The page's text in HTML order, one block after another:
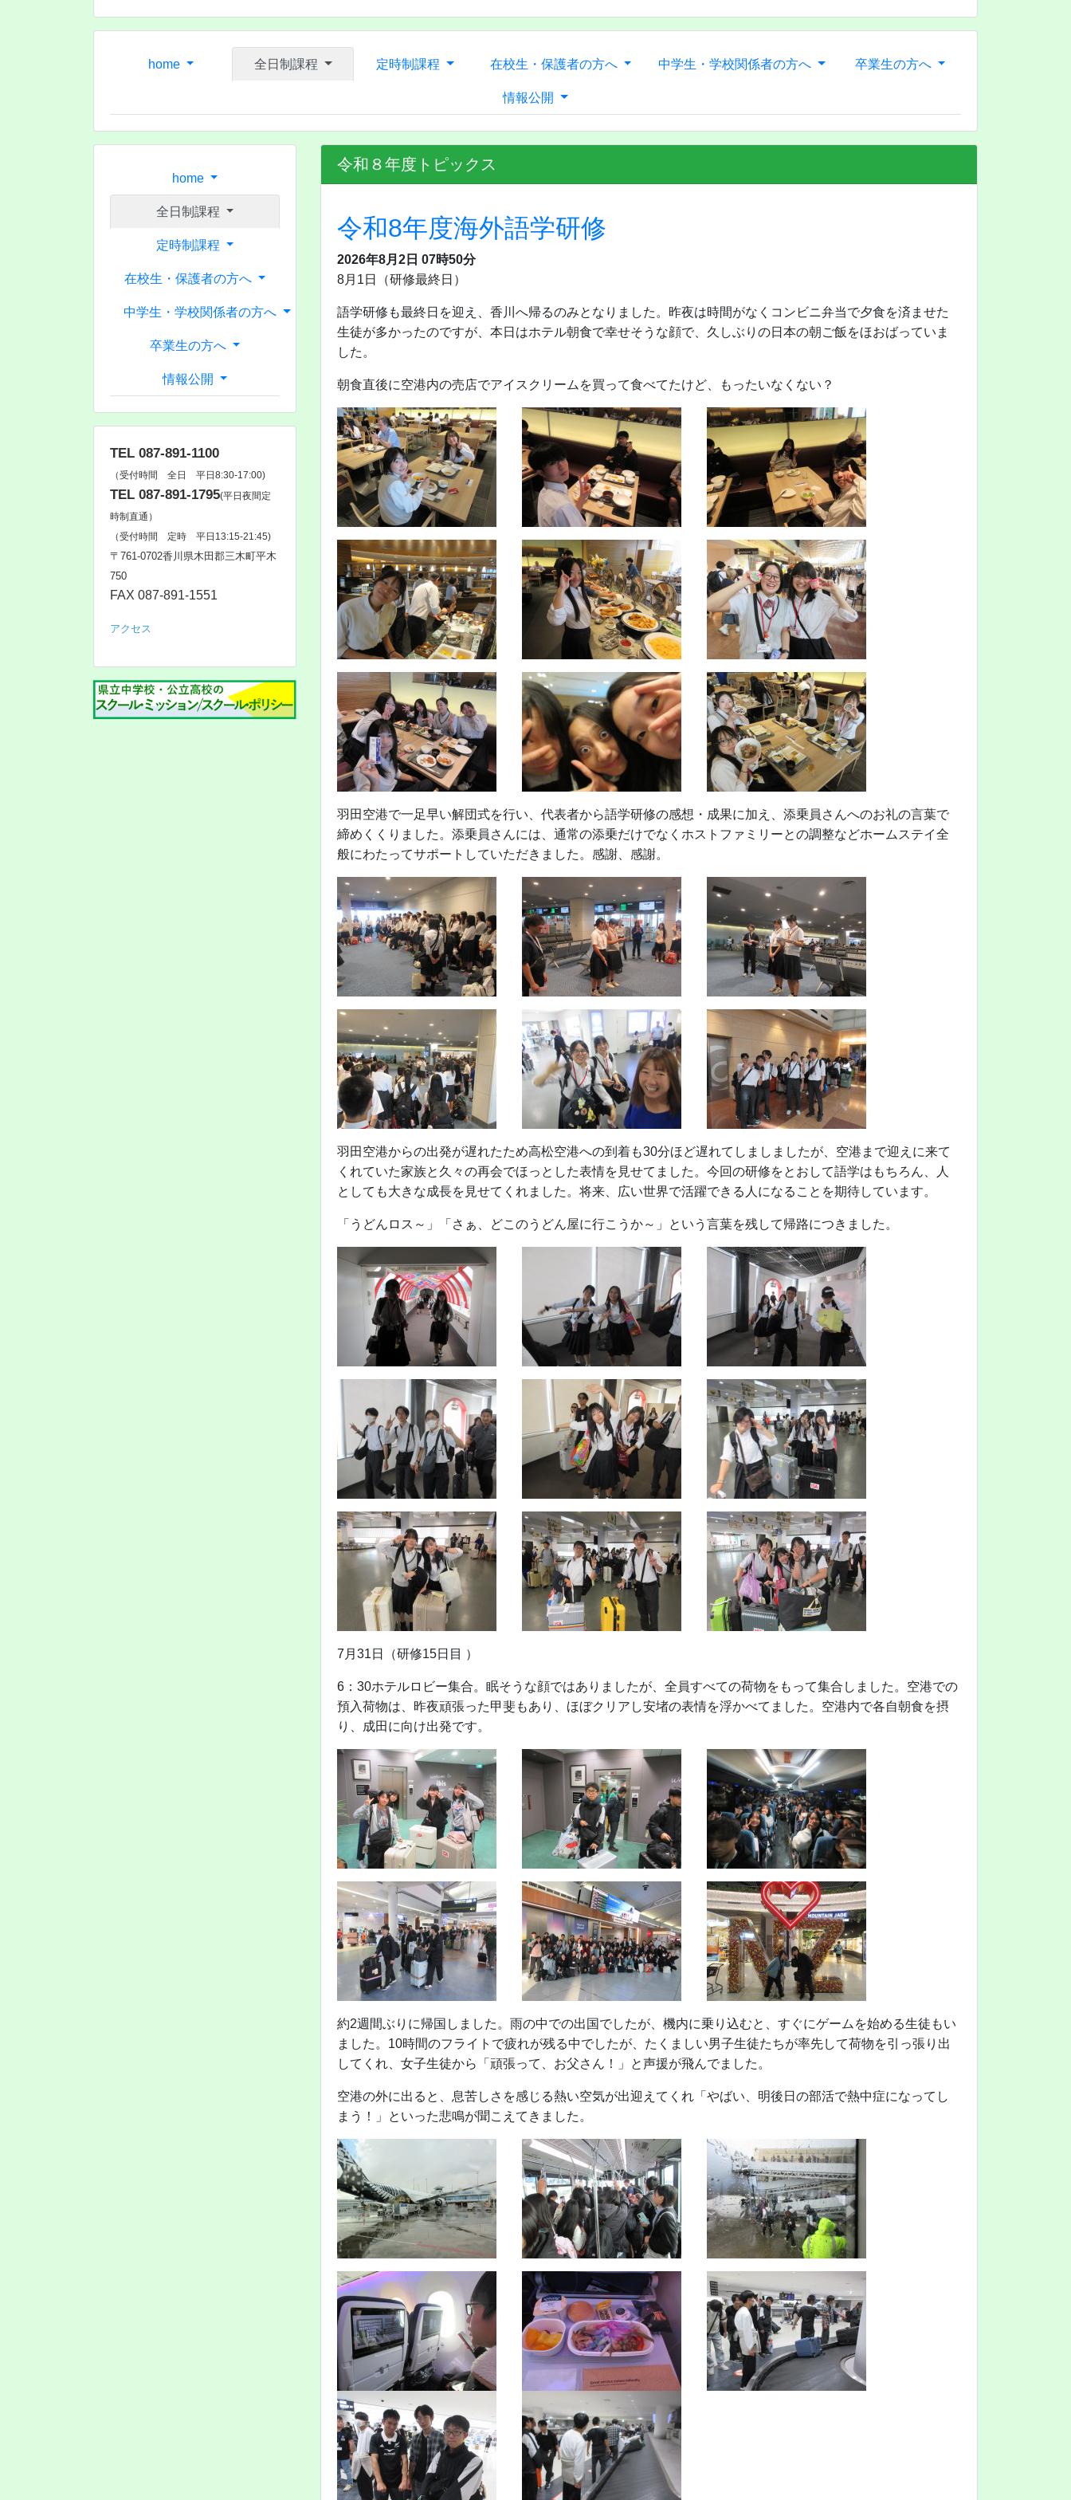
home 全日制課程 定時制課程 在校生・保護者の方へ 中学生・学校関係者の方へ 卒業生の方へ
情報公開
home
全日制課程
定時制課程
在校生・保護者の方へ
中学生・学校関係者の方へ
卒業生の方へ
情報公開
TEL 087-891-1100
（受付時間 全日 平日8:30-17:00)
TEL 087-891-1795(平日夜間定
時制直通）
（受付時間 定時 平日13:15-21:45)
〒761‐0702香川県木田郡三木町平木
750
FAX 087-891-1551
アクセス
令和８年度トピックス
令和8年度海外語学研修
2026年8月2日 07時50分
8月1日（研修最終日）
語学研修も最終日を迎え、香川へ帰るのみとなりました。昨夜は時間がなくコンビニ弁当で夕食を済ませた
生徒が多かったのですが、本日はホテル朝食で幸せそうな顔で、久しぶりの日本の朝ご飯をほおばっていま
した。
朝食直後に空港内の売店でアイスクリームを買って食べてたけど、もったいなくない？
羽田空港で一足早い解団式を行い、代表者から語学研修の感想・成果に加え、添乗員さんへのお礼の言葉で
締めくくりました。添乗員さんには、通常の添乗だけでなくホストファミリーとの調整などホームステイ全
般にわたってサポートしていただきました。感謝、感謝。
羽田空港からの出発が遅れたため高松空港への到着も30分ほど遅れてしましましたが、空港まで迎えに来て
くれていた家族と久々の再会でほっとした表情を見せてました。今回の研修をとおして語学はもちろん、人
としても大きな成長を見せてくれました。将来、広い世界で活躍できる人になることを期待しています。
「うどんロス～」「さぁ、どこのうどん屋に行こうか～」という言葉を残して帰路につきました。
7月31日（研修15日目 ）
6：30ホテルロビー集合。眠そうな顔ではありましたが、全員すべての荷物をもって集合しました。空港での
預入荷物は、昨夜頑張った甲斐もあり、ほぼクリアし安堵の表情を浮かべてました。空港内で各自朝食を摂
り、成田に向け出発です。
約2週間ぶりに帰国しました。雨の中での出国でしたが、機内に乗り込むと、すぐにゲームを始める生徒もい
ました。10時間のフライトで疲れが残る中でしたが、たくましい男子生徒たちが率先して荷物を引っ張り出
してくれ、女子生徒から「頑張って、お父さん！」と声援が飛んでました。
空港の外に出ると、息苦しさを感じる熱い空気が出迎えてくれ「やばい、明後日の部活で熱中症になってし
まう！」といった悲鳴が聞こえてきました。